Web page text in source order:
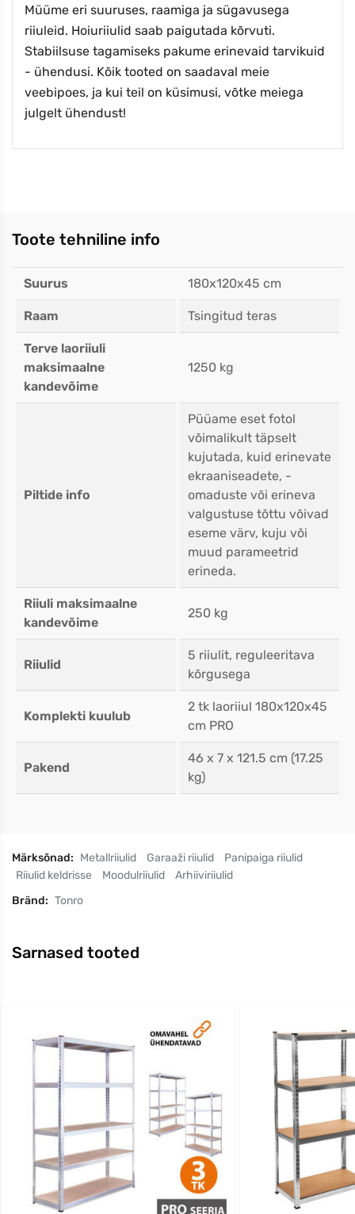
Müüme eri suuruses, raamiga ja sügavusega
riiuleid. Hoiuriiulid saab paigutada kõrvuti.
Stabiilsuse tagamiseks pakume erinevaid tarvikuid
- ühendusi. Kõik tooted on saadaval meie
veebipoes, ja kui teil on küsimusi, võtke meiega
julgelt ühendust!
Toote tehniline info
Suurus 180x120x45 cm
Raam Tsingitud teras
Terve laoriiuli
maksimaalne
kandevõime
1250 kg
Piltide info
Püüame eset fotol
võimalikult täpselt
kujutada, kuid erinevate
ekraaniseadete, -
omaduste või erineva
valgustuse tõttu võivad
eseme värv, kuju või
muud parameetrid
erineda.
Riiuli maksimaalne
kandevõime
250 kg
Riiulid
5 riiulit, reguleeritava
kõrgusega
Komplekti kuulub
2 tk laoriiul 180x120x45
cm PRO
Pakend
46 x 7 x 121.5 cm (17.25
kg)
Märksõnad: Metallriiulid Garaaži riiulid
Panipaiga riiulid
Riiulid keldrisse
Moodulriiulid
Arhiiviriiulid
Bränd: Tonro
Sarnased tooted